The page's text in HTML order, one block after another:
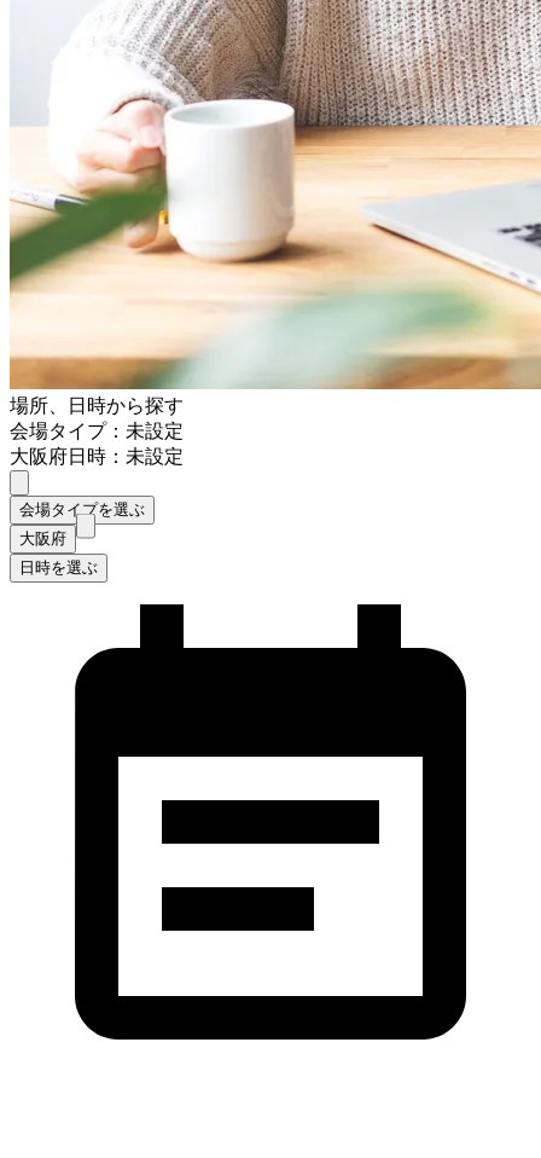
場所、日時から探す
会場タイプ：未設定
大阪府日時：未設定
会場タイプを選ぶ
大阪府
日時を選ぶ